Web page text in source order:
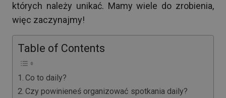
których należy unikać. Mamy wiele do zrobienia,
więc zaczynajmy!
Table of Contents
Co to daily?
Czy powinieneś organizować spotkania daily?